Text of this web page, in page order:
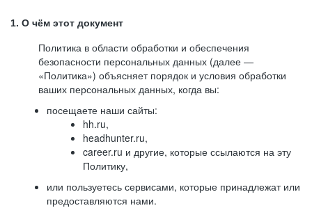
1. О чём этот документ
Политика в области обработки и обеспечения
безопасности персональных данных (далее —
«Политика») объясняет порядок и условия обработки
ваших персональных данных, когда вы:
посещаете наши сайты:
hh.ru,
headhunter.ru,
career.ru и другие, которые ссылаются на эту
Политику,
или пользуетесь сервисами, которые принадлежат или
предоставляются нами.